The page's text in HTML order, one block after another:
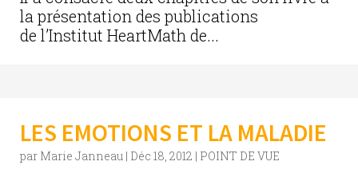
la présentation des publications
de l’Institut HeartMath de...
LES EMOTIONS ET LA MALADIE
par Marie Janneau | Déc 18, 2012 | POINT DE VUE